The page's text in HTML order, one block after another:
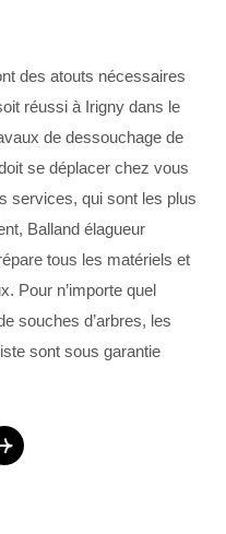
des atouts nécessaires
réussi à Irigny dans le
de dessouchage de
se déplacer chez vous
services, qui sont les plus
Balland élagueur
tous les matériels et
Pour n’importe quel
souches d’arbres, les
sont sous garantie